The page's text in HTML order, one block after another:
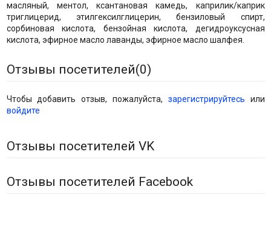
масляный, ментол, ксантановая камедь, каприлик/каприк
триглицерид, этилгексилглицерин, бензиловый спирт,
сорбиновая кислота, бензойная кислота, дегидроуксусная
кислота, эфирное масло лаванды, эфирное масло шалфея.
Отзывы посетителей(0)
Чтобы добавить отзыв, пожалуйста, зарегистрируйтесь или
войдите
Отзывы посетителей VK
Отзывы посетителей Facebook